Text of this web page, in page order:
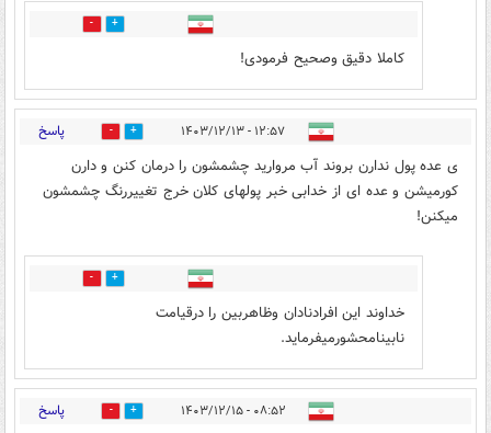
1
کاملا دقیق وصحیح فرمودی!
۱۲:۵۷ - ۱۴۰۳/۱۲/۱۳ 1 پاسخ
ی عده پول ندارن بروند آب مروارید چشمشون را درمان کنن و دارن
کورمیشن و عده ای از خدابی خبر پولهای کلان خرج تغییررنگ چشمشون
میکنن!
1
خداوند این افرادنادان وظاهربین را درقیامت
نابینامحشورمیفرماید.
۰۸:۵۲ - ۱۴۰۳/۱۲/۱۵ 1 پاسخ